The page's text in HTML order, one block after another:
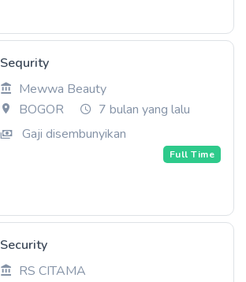
Sequrity
Mewwa Beauty
BOGOR
7 bulan yang lalu
Gaji disembunyikan
Full Time
Security
RS CITAMA